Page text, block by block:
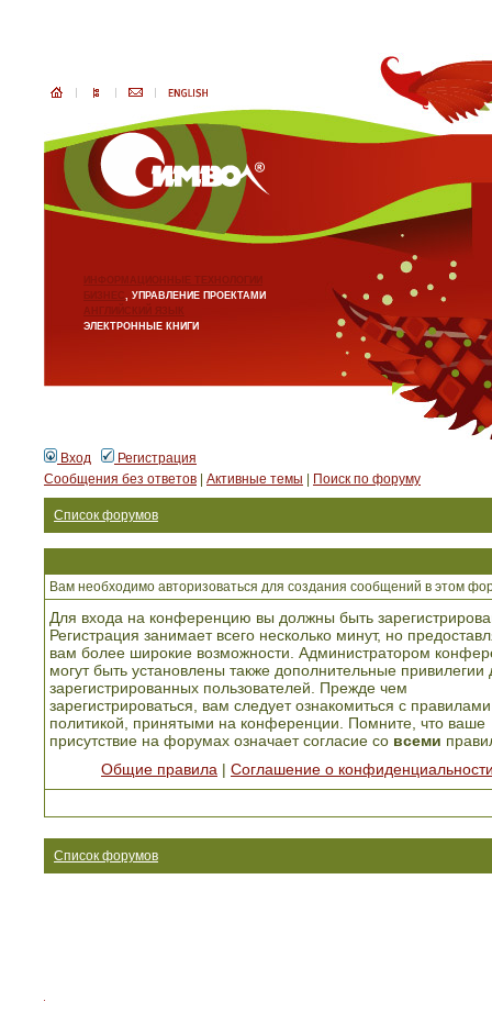
ИНФОРМАЦИОННЫЕ ТЕХНОЛОГИИ
БИЗНЕС, УПРАВЛЕНИЕ ПРОЕКТАМИ
АНГЛИЙСКИЙ ЯЗЫК
ЭЛЕКТРОННЫЕ КНИГИ
Вход
Регистрация
Сообщения без ответов
Активные темы Поиск по форуму
Список форумов
Вам необходимо авторизоваться для создания сообщений в этом
Для входа на конференцию вы должны быть
Регистрация занимает всего несколько минут, но
вам более широкие возможности. Администратором
могут быть установлены также дополнительные привилегии
зарегистрированных пользователей. Прежде чем
зарегистрироваться, вам следует ознакомиться с
политикой, принятыми на конференции. Помните, что ваше
присутствие на форумах означает согласие со всеми
Общие правила
Соглашение о
Список форумов